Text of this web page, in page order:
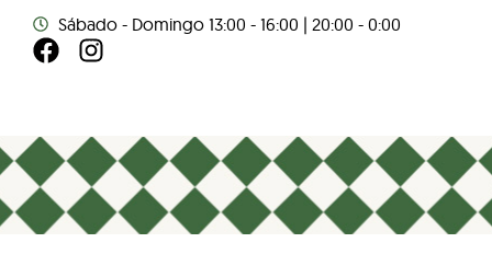
Sábado - Domingo 13:00 - 16:00 | 20:00 - 0:00